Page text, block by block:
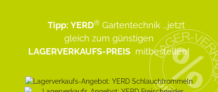
Tipp: YERD® Gartentechnik ...jetzt
gleich zum günstigen
LAGERVERKAUFS-PREIS mitbestellen!